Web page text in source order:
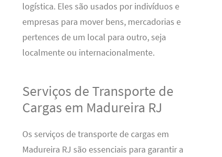
logística. Eles são usados ​​por indivíduos e
empresas para mover bens, mercadorias e
pertences de um local para outro, seja
localmente ou internacionalmente.
Serviços de Transporte de
Cargas em Madureira RJ
Os serviços de transporte de cargas em
Madureira RJ são essenciais para garantir a